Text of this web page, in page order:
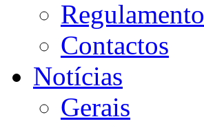
Regulamento
Contactos
Notícias
Gerais